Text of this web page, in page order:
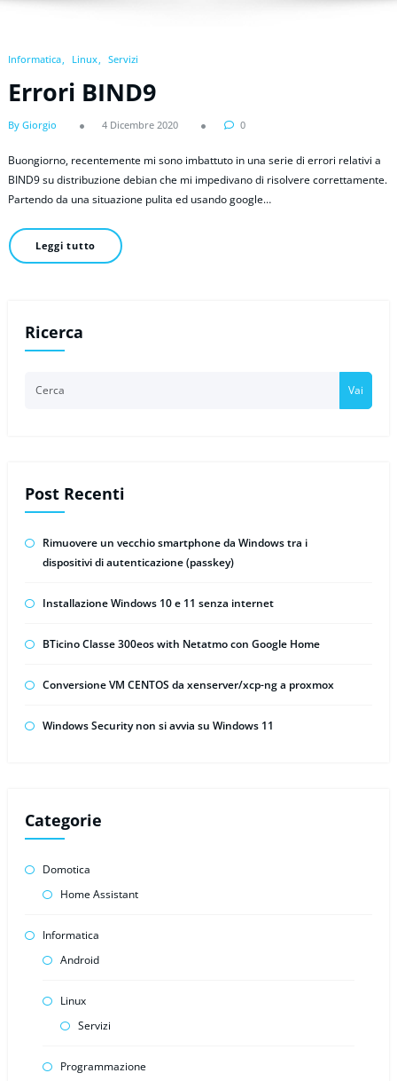
Informatica Linux Servizi
Errori BIND9
By Giorgio 4 Dicembre 2020 0
Buongiorno, recentemente mi sono imbattuto in una serie di errori relativi a
BIND9 su distribuzione debian che mi impedivano di risolvere correttamente.
Partendo da una situazione pulita ed usando google…
Leggi tutto
Ricerca
Vai
Post Recenti
Rimuovere un vecchio smartphone da Windows tra i
dispositivi di autenticazione (passkey)
Installazione Windows 10 e 11 senza internet
BTicino Classe 300eos with Netatmo con Google Home
Conversione VM CENTOS da xenserver/xcp-ng a proxmox
Windows Security non si avvia su Windows 11
Categorie
Domotica
Home Assistant
Informatica
Android
Linux
Servizi
Programmazione